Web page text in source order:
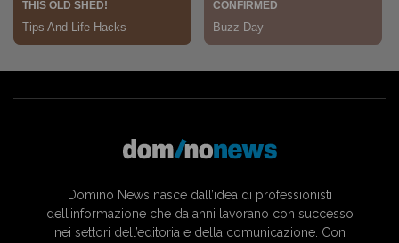
Domino News nasce dall’idea di professionisti
dell’informazione che da anni lavorano con successo
nei settori dell’editoria e della comunicazione. Con